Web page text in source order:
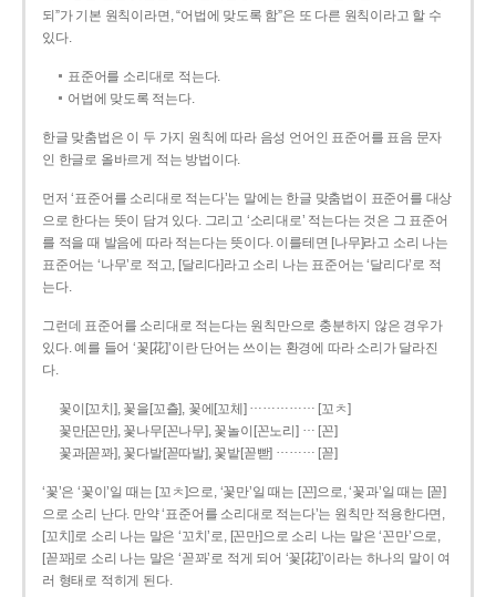
되”가 기본 원칙이라면, “어법에 맞도록 함”은 또 다른 원칙이라고 할 수
있다.
표준어를 소리대로 적는다.
어법에 맞도록 적는다.
한글 맞춤법은 이 두 가지 원칙에 따라 음성 언어인 표준어를 표음 문자
인 한글로 올바르게 적는 방법이다.
먼저 ‘표준어를 소리대로 적는다’는 말에는 한글 맞춤법이 표준어를 대상
으로 한다는 뜻이 담겨 있다. 그리고 ‘소리대로’ 적는다는 것은 그 표준어
를 적을 때 발음에 따라 적는다는 뜻이다. 이를테면 [나무]라고 소리 나는
표준어는 ‘나무’로 적고, [달리다]라고 소리 나는 표준어는 ‘달리다’로 적
는다.
그런데 표준어를 소리대로 적는다는 원칙만으로 충분하지 않은 경우가
있다. 예를 들어 ‘꽃[花]’이란 단어는 쓰이는 환경에 따라 소리가 달라진
다.
꽃이[꼬치], 꽃을[꼬츨], 꽃에[꼬체] …………… [꼬ㅊ]
꽃만[꼰만], 꽃나무[꼰나무], 꽃놀이[꼰노리] … [꼰]
꽃과[꼳꽈], 꽃다발[꼳따발], 꽃밭[꼳빧] ……… [꼳]
‘꽃’은 ‘꽃이’일 때는 [꼬ㅊ]으로, ‘꽃만’일 때는 [꼰]으로, ‘꽃과’일 때는 [꼳]
으로 소리 난다. 만약 ‘표준어를 소리대로 적는다’는 원칙만 적용한다면,
[꼬치]로 소리 나는 말은 ‘꼬치’로, [꼰만]으로 소리 나는 말은 ‘꼰만’으로,
[꼳꽈]로 소리 나는 말은 ‘꼳꽈’로 적게 되어 ‘꽃[花]’이라는 하나의 말이 여
러 형태로 적히게 된다.